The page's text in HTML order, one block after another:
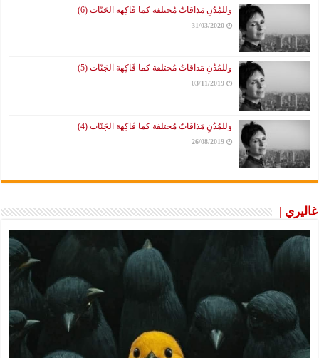
وللمُدُنِ مَذاقاتٌ مُختلفة كما فَاكِهة الجَنّات (6)
31/03/2020
وللمُدُنِ مَذاقاتٌ مُختلفة كما فَاكِهة الجَنّات (5)
03/11/2019
وللمُدُنِ مَذاقاتٌ مُختلفة كما فَاكِهة الجَنّات (4)
26/08/2019
غاليري |